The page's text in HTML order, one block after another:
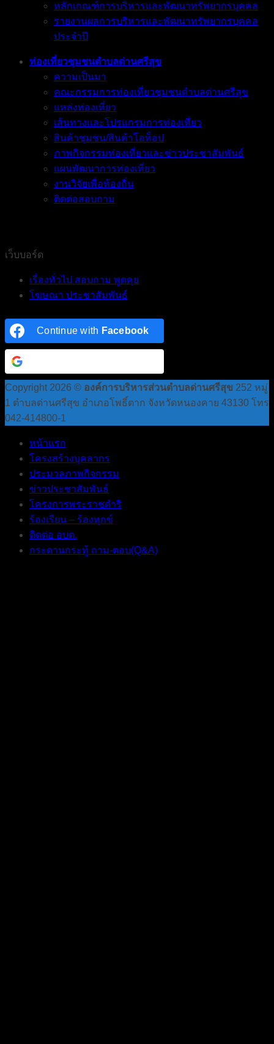
หลักเกณฑ์การบริหารและพัฒนาทรัพยากรบุคคล
รายงานผลการบริหารและพัฒนาทรัพยากรบุคคล
ประจำปี
ท่องเที่ยวชุมชนตำบลด่านศรีสุข
ความเป็นมา
คณะกรรมการท่องเที่ยวชุมชนตำบลด่านศรีสุข
แหล่งท่องเที่ยว
เส้นทางและโปรแกรมการท่องเที่ยว
สินค้าชุมชน/สินค้าโอท็อป
ภาพกิจกรรมท่องเที่ยวและข่าวประชาสัมพันธ์
แผนพัฒนาการท่องเที่ยว
งานวิจัยเพื่อท้องถิ่น
ติดต่อสอบถาม
เว็บบอร์ด
เรื่องทั่วไป สอบถาม พูดคุย
โฆษณา ประชาสัมพันธ์
Continue with Facebook
Copyright 2026 © องค์การบริหารส่วนตำบลด่านศรีสุข 252 หมู่
1 ตำบลด่านศรีสุข อำเภอโพธิ์ตาก จังหวัดหนองคาย 43130 โทร
042-414800-1
หน้าแรก
โครงสร้างบุคลากร
ประมวลภาพกิจกรรม
ข่าวประชาสัมพันธ์
โครงการพระราชดำริ
ร้องเรียน – ร้องทุกข์
ติดต่อ อบต.
กระดานกระทู้ ถาม-ตอบ(Q&A)